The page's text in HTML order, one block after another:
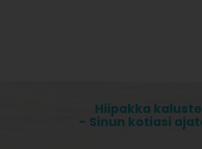
Hiipakka
- Sinun kotiasi